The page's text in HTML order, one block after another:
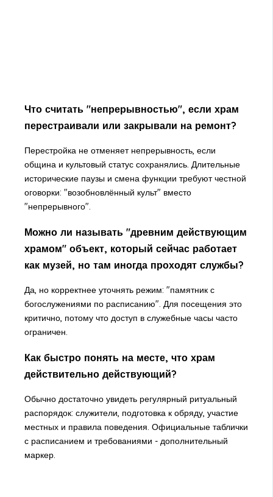
Что считать "непрерывностью", если храм
перестраивали или закрывали на ремонт?
Перестройка не отменяет непрерывность, если
община и культовый статус сохранялись. Длительные
исторические паузы и смена функции требуют честной
оговорки: "возобновлённый культ" вместо
"непрерывного".
Можно ли называть "древним действующим
храмом" объект, который сейчас работает
как музей, но там иногда проходят службы?
Да, но корректнее уточнять режим: "памятник с
богослужениями по расписанию". Для посещения это
критично, потому что доступ в служебные часы часто
ограничен.
Как быстро понять на месте, что храм
действительно действующий?
Обычно достаточно увидеть регулярный ритуальный
распорядок: служители, подготовка к обряду, участие
местных и правила поведения. Официальные таблички
с расписанием и требованиями - дополнительный
маркер.